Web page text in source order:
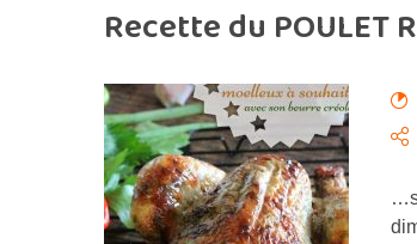
Recette du POULET